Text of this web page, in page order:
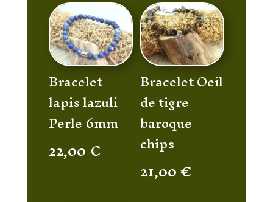
Bracelet
lapis lazuli
Perle 6mm
22,00€
Bracelet Oeil
de tigre
baroque
chips
21,00€